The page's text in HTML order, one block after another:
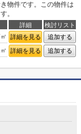
物件です。この物件は
。
詳細
検討リスト
詳細を見る
追加する
詳細を見る 追加する